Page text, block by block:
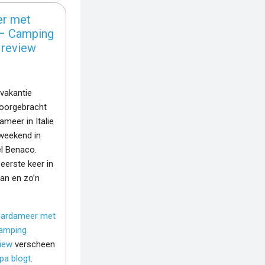
met
Camping
in Italie
in
Benaco.
keer in
en zo’n
met
verscheen
blogt